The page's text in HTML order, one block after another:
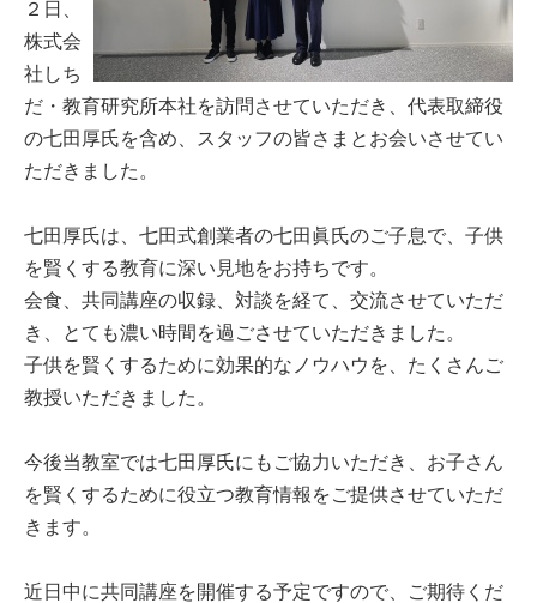
２日、
株式会
社しち
だ・教育研究所本社を訪問させていただき、代表取締役
の七田厚氏を含め、スタッフの皆さまとお会いさせてい
ただきました。
七田厚氏は、七田式創業者の七田眞氏のご子息で、子供
を賢くする教育に深い見地をお持ちです。
会食、共同講座の収録、対談を経て、交流させていただ
き、とても濃い時間を過ごさせていただきました。
子供を賢くするために効果的なノウハウを、たくさんご
教授いただきました。
今後当教室では七田厚氏にもご協力いただき、お子さん
を賢くするために役立つ教育情報をご提供させていただ
きます。
近日中に共同講座を開催する予定ですので、ご期待くだ